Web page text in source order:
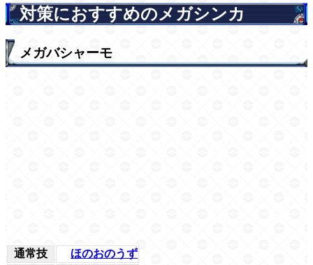
対策におすすめのメガシンカ
メガバシャーモ
通常技
ほのおのうず